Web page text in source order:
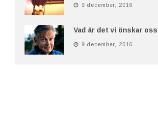
9 december, 2016
Vad är det vi önskar
9 december, 2016